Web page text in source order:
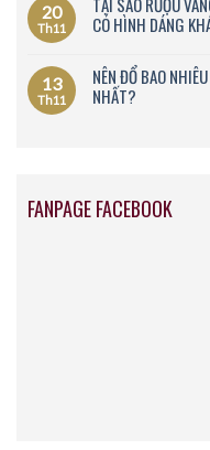
20
Th11
TẠI SAO RƯỢU
CÓ HÌNH DÁNG
13
Th11
NÊN ĐỔ BAO
NHẤT?
FANPAGE FACEBOOK